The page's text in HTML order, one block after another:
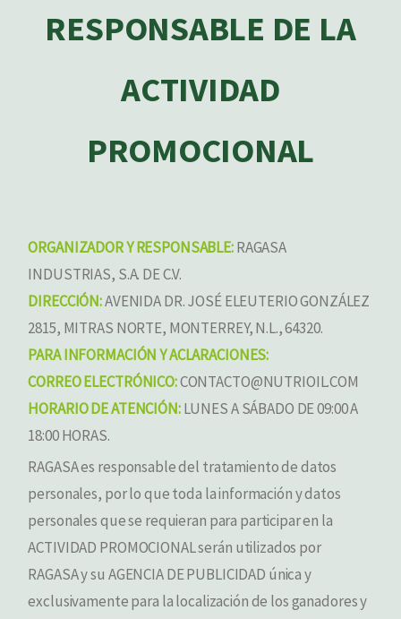
RESPONSABLE DE LA
ACTIVIDAD
PROMOCIONAL
ORGANIZADOR Y RESPONSABLE:RAGASA
INDUSTRIAS, S.A. DE C.V.
DIRECCIÓN:AVENIDA DR. JOSÉ ELEUTERIO GONZÁLEZ
2815, MITRAS NORTE, MONTERREY, N.L., 64320.
PARA INFORMACIÓN Y ACLARACIONES:
CORREO ELECTRÓNICO:CONTACTO@NUTRIOIL.COM
HORARIO DE ATENCIÓN:LUNES A SÁBADO DE 09:00 A
18:00 HORAS.
RAGASA es responsable del tratamiento de datos
personales, por lo que toda la información y datos
personales que se requieran para participar en la
ACTIVIDAD PROMOCIONAL serán utilizados por
RAGASA y su AGENCIA DE PUBLICIDAD única y
exclusivamente para la localización de los ganadores y